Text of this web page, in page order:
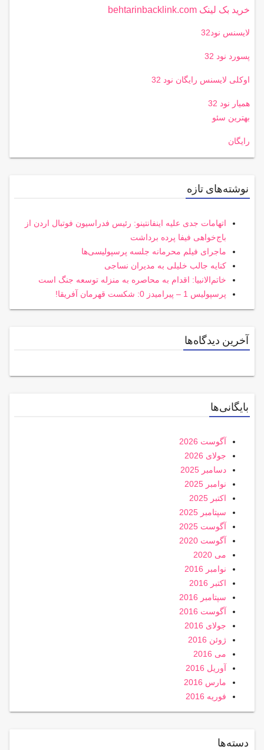
خرید بک لینک behtarinbacklink.com
لایسنس نود32
پسورد نود 32
اوکلی لایسنس رایگان نود 32
همیار نود 32
بهترین سئو
رایگان
نوشته‌های تازه
اتهامات جدی علیه اینفانتینو: رئیس فدراسیون فوتبال اردن از
باج‌خواهی فیفا پرده برداشت
ماجرای فیلم محرمانه جلسه پرسپولیسی‌ها
کنایه جالب خلیلی به مدیران نساجی
خاتم‌الانبیا: اقدام به محاصره به منزله توسعه جنگ است
پرسپولیس 1 – پیرامیدز 0: شکست قهرمان آفریقا!
آخرین دیدگاه‌ها
بایگانی‌ها
آگوست 2026
جولای 2026
دسامبر 2025
نوامبر 2025
اکتبر 2025
سپتامبر 2025
آگوست 2025
آگوست 2020
می 2020
نوامبر 2016
اکتبر 2016
سپتامبر 2016
آگوست 2016
جولای 2016
ژوئن 2016
می 2016
آوریل 2016
مارس 2016
فوریه 2016
دسته‌ها